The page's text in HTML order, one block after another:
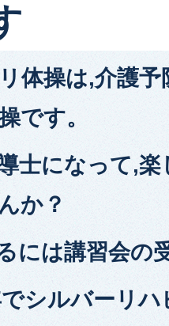
体操は,介護
です。
士になって,
か？
には講習会の
シルバーリハ